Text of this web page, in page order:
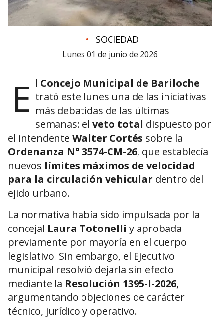
• SOCIEDAD
lunes 01 de junio de 2026
E l Concejo Municipal de Bariloche
trató este lunes una de las iniciativas
más debatidas de las últimas
semanas: el veto total dispuesto por
el intendente Walter Cortés sobre la
Ordenanza N° 3574-CM-26, que establecía
nuevos límites máximos de velocidad
para la circulación vehicular dentro del
ejido urbano.
La normativa había sido impulsada por la
concejal Laura Totonelli y aprobada
previamente por mayoría en el cuerpo
legislativo. Sin embargo, el Ejecutivo
municipal resolvió dejarla sin efecto
mediante la Resolución 1395-I-2026,
argumentando objeciones de carácter
técnico, jurídico y operativo.